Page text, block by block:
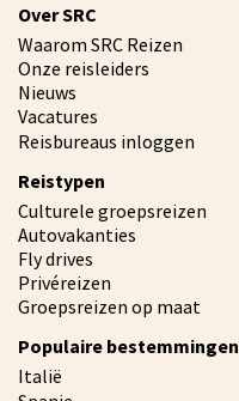
Over SRC
Waarom SRC Reizen
Onze reisleiders
Nieuws
Vacatures
Reisbureaus inloggen
Reistypen
Culturele groepsreizen
Autovakanties
Fly drives
Privéreizen
Groepsreizen op maat
Populaire bestemmingen
Italië